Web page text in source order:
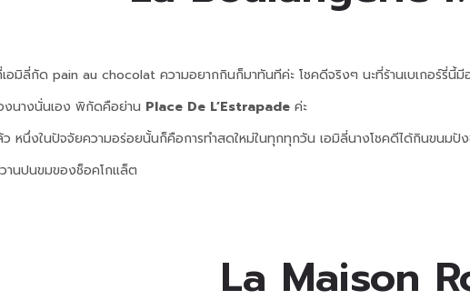
อมิลี่กัด pain au chocolat ความอยากกินก็มาทันทีค่ะ โชคดีจริงๆ นะที่ร้านเบเกอร์รี่นี้
งนางนั่นเอง พิกัดคือย่าน Place De L’Estrapade ค่ะ
หนึ่งในปัจจัยความอร่อยนั้นก็คือการทำสดใหม่ในทุกทุกวัน เอมิลี่นางโชคดีได้กินขนมปัง
านปนขมของช็อคโกแล็ต
La Maison